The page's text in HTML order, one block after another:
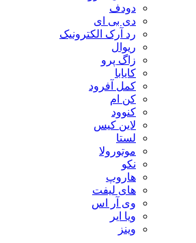
دودف
دی بی ای
رد آرک الکترونیک
ریوال
زاگ پرو
کایابا
کمل آفرود
کن ام
کنوود
لاین کیس
لستا
موتورولا
نکو
هاروپ
های لیفت
وی آر اس
ویا ایر
وینز